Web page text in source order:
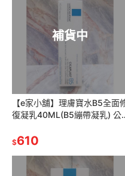
補貨中
【e家小舖】理膚寶水B5全面
復凝乳40ML(B5繃帶凝乳) 公
$610